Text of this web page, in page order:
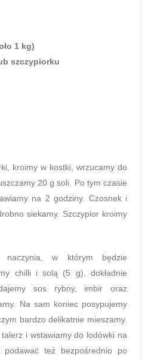
1 kg)
szczypiorku
kroimy w kostki, wrzucamy do
20 g soli. Po tym czasie
na 2 godziny. Czosnek i
siekamy. Szczypior kroimy
naczynia, w którym będzie
chilli i solą (5 g), dokładnie
sos rybny, imbir oraz
Na sam koniec posypujemy
bardzo delikatnie mieszamy.
i wstawiamy do lodówki na
też bezpośrednio po